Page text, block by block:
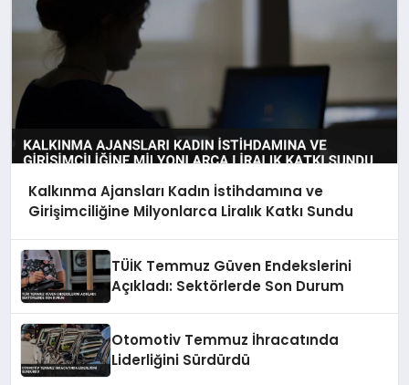
Kalkınma Ajansları Kadın İstihdamına ve
Girişimciliğine Milyonlarca Liralık Katkı Sundu
TÜİK Temmuz Güven Endekslerini
Açıkladı: Sektörlerde Son Durum
Otomotiv Temmuz İhracatında
Liderliğini Sürdürdü